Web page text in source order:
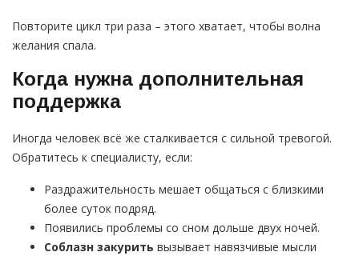
Повторите цикл три раза – этого хватает, чтобы волна
желания спала.
Когда нужна дополнительная
поддержка
Иногда человек всё же сталкивается с сильной тревогой.
Обратитесь к специалисту, если:
Раздражительность мешает общаться с близкими
более суток подряд.
Появились проблемы со сном дольше двух ночей.
Соблазн закурить вызывает навязчивые мысли